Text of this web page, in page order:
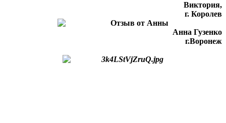
Виктория,
г. Королев
Анна Гузенко
г.Воронеж